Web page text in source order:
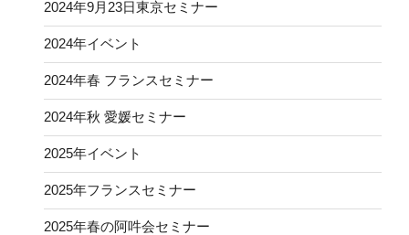
2024年9月23日東京セミナー
2024年イベント
2024年春 フランスセミナー
2024年秋 愛媛セミナー
2025年イベント
2025年フランスセミナー
2025年春の阿吽会セミナー